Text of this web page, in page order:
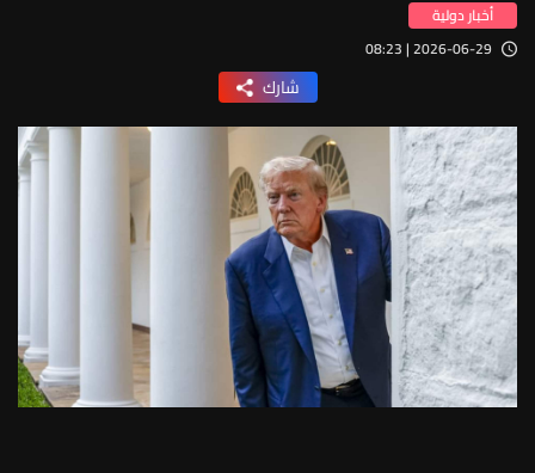
أخبار دولية
2026-06-29 | 08:23
شارك